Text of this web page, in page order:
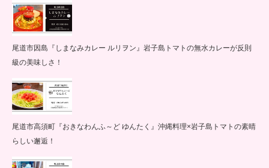
尾道市因島『しまなみカレー ルリヲン』岩子島トマトの無水カレーが反則
級の美味しさ！
尾道市高須町『おきなわんふ～ど ゆんたく』沖縄料理×岩子島トマトの素晴
らしい邂逅！